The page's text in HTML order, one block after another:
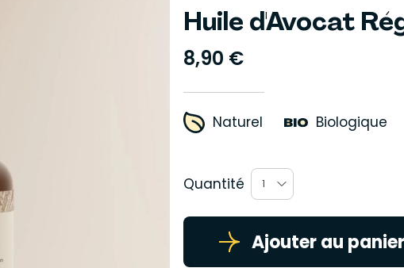
Huile d'Avocat
8,90 €
Naturel Biologique
Quantité 1
Ajouter au panier